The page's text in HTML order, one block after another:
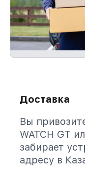
Доставка
Вы
WATCH GT
забирает
адресу в